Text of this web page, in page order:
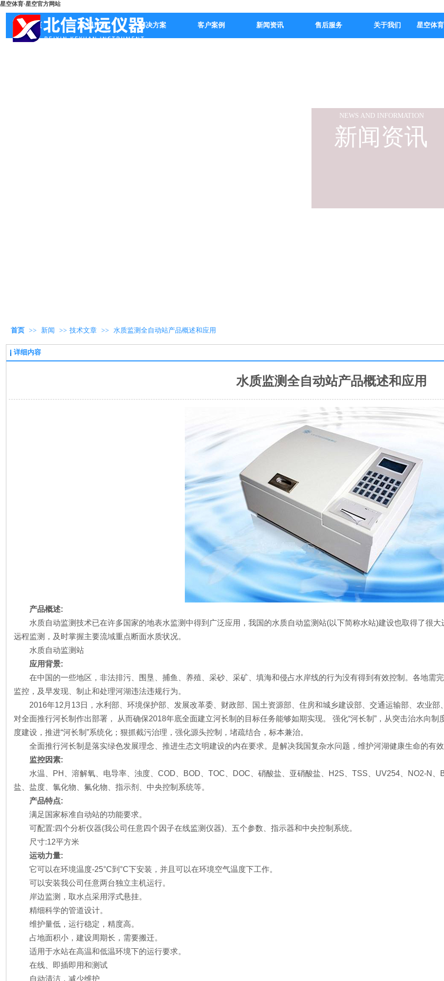
星空体育·星空官方网站
首页 公司产品 解决方案 客户案例 新闻资讯 售后服务 关于我们 星空体
新闻资讯
NEWS AND INFORMATION
首页 >> 新闻 >> 技术文章 >> 水质监测全自动站产品概述和应用
详细内容
水质监测全自动站产品概述和应用
产品概述:
水质自动监测技术已在许多国家的地表水监测中得到广泛应用，我国的水质自动监测站(以下简称水站)建设也取得了很
远程监测，及时掌握主要流域重点断面水质状况。
水质自动监测站
应用背景:
在中国的一些地区，非法排污、围垦、捕鱼、养殖、采砂、采矿、填海和侵占水岸线的行为没有得到有效控制。各地需
监控，及早发现、制止和处理河湖违法违规行为。
2016年12月13日，水利部、环境保护部、发展改革委、财政部、国土资源部、住房和城乡建设部、交通运输部、农业
对全面推行河长制作出部署， 从而确保2018年底全面建立河长制的目标任务能够如期实现。 强化“河长制”，从突击治水向
度建设，推进“河长制”系统化；狠抓截污治理，强化源头控制，堵疏结合，标本兼治。
全面推行河长制是落实绿色发展理念、推进生态文明建设的内在要求。是解决我国复杂水问题，维护河湖健康生命的有
监控因素:
水温、PH、溶解氧、电导率、浊度、COD、BOD、TOC、DOC、硝酸盐、亚硝酸盐、H2S、TSS、UV254、NO2-N
盐、盐度、氯化物、氟化物、指示剂、中央控制系统等。
产品特点:
满足国家标准自动站的功能要求。
可配置:四个分析仪器(我公司任意四个因子在线监测仪器)、五个参数、指示器和中央控制系统。
尺寸:12平方米
运动力量:
它可以在环境温度-25°C到°C下安装，并且可以在环境空气温度下工作。
可以安装我公司任意两台独立主机运行。
岸边监测，取水点采用浮式悬挂。
精细科学的管道设计。
维护量低，运行稳定，精度高。
占地面积小，建设周期长，需要搬迁。
适用于水站在高温和低温环境下的运行要求。
在线、即插即用和测试
自动清洁，减少维护